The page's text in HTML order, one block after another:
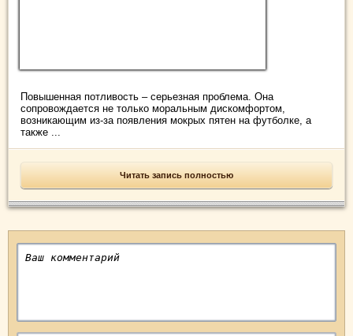
Повышенная потливость – серьезная проблема. Она
сопровождается не только моральным дискомфортом,
возникающим из-за появления мокрых пятен на футболке, а
также ...
Читать запись полностью